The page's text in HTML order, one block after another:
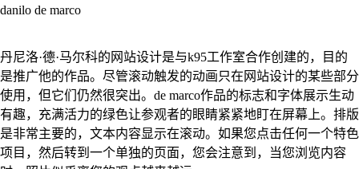
danilo de marco
丹尼洛·德·马尔科的网站设计是与k95工作室合作创建的，目的
是推广他的作品。尽管滚动触发的动画只在网站设计的某些部分
使用，但它们仍然很突出。de marco作品的标志和字体展示生动
有趣，充满活力的绿色让参观者的眼睛紧紧地盯在屏幕上。排版
是非常主要的，文本内容显示在滚动。如果您点击任何一个特色
项目，然后转到一个单独的页面，您会注意到，当您浏览内容